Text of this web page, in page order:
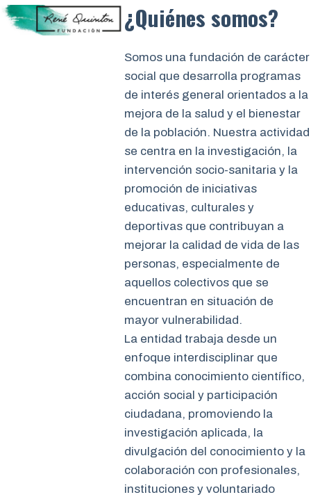
¿Quiénes somos?
Somos una fundación de carácter
social que desarrolla programas
de interés general orientados a la
mejora de la salud y el bienestar
de la población. Nuestra actividad
se centra en la investigación, la
intervención socio-sanitaria y la
promoción de iniciativas
educativas, culturales y
deportivas que contribuyan a
mejorar la calidad de vida de las
personas, especialmente de
aquellos colectivos que se
encuentran en situación de
mayor vulnerabilidad.
La entidad trabaja desde un
enfoque interdisciplinar que
combina conocimiento científico,
acción social y participación
ciudadana, promoviendo la
investigación aplicada, la
divulgación del conocimiento y la
colaboración con profesionales,
instituciones y voluntariado